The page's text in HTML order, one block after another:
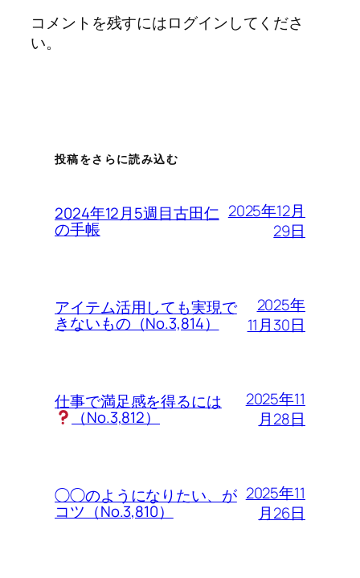
コメントを残すにはログインしてくださ
い。
投稿をさらに読み込む
2024年12月5週目古田仁
の手帳
2025年12月
29日
アイテム活用しても実現で
きないもの（No.3,814）
2025年
11月30日
仕事で満足感を得るには
（No.3,812）
2025年11
月28日
◯◯のようになりたい、が
コツ（No.3,810）
2025年11
月26日